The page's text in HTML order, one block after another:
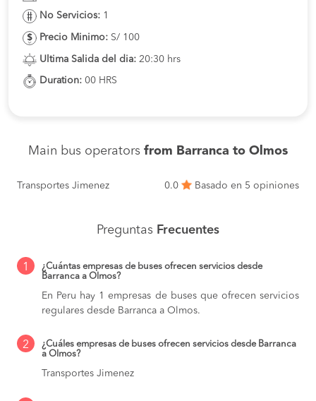
No Servicios: 1
Precio Minimo: S/ 100
Ultima Salida del dia: 20:30 hrs
Duration: 00 HRS
Main bus operators from Barranca to Olmos
Transportes Jimenez 0.0 Basado en 5 opiniones
Preguntas Frecuentes
1
¿Cuántas empresas de buses ofrecen servicios desde
Barranca a Olmos?
En Peru hay 1 empresas de buses que ofrecen servicios
regulares desde Barranca a Olmos.
2
¿Cuáles empresas de buses ofrecen servicios desde Barranca
a Olmos?
Transportes Jimenez